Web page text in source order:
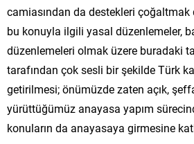
camiasından da destekleri çoğaltmak
bu konuyla ilgili yasal düzenlemeler,
düzenlemeleri olmak üzere buradaki
tarafından çok sesli bir şekilde Türk
getirilmesi; önümüzde zaten açık,
yürüttüğümüz anayasa yapım
konuların da anayasaya girmesine